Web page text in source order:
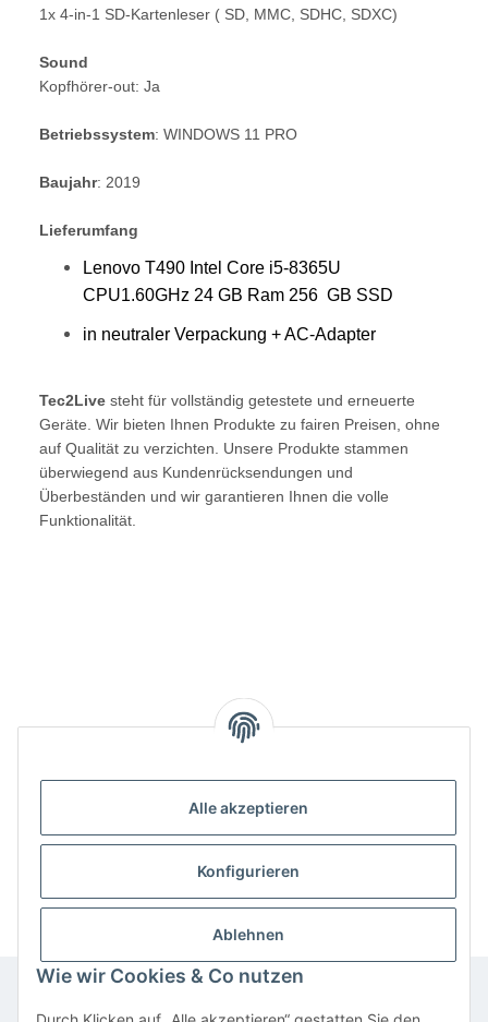
Alle akzeptieren
Konfigurieren
Ablehnen
Wie wir Cookies & Co nutzen
1x 4-in-1 SD-Kartenleser ( SD, MMC, SDHC, SDXC)
Sound
Kopfhörer-out: Ja
Betriebssystem: WINDOWS 11 PRO
Baujahr: 2019
Lieferumfang
Lenovo T490 Intel Core i5-8365U
CPU1.60GHz 24 GB Ram 256 GB SSD
in neutraler Verpackung + AC-Adapter
Tec2Live steht für vollständig getestete und erneuerte
Geräte. Wir bieten Ihnen Produkte zu fairen Preisen, ohne
auf Qualität zu verzichten. Unsere Produkte stammen
überwiegend aus Kundenrücksendungen und
Überbeständen und wir garantieren Ihnen die volle
Funktionalität.
Benachrichtigen, wenn verfügbar